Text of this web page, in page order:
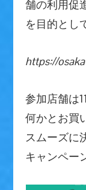
舗の利用促
を目的とし
https://
参加店舗は
何かとお買
スムーズに
キャンペー